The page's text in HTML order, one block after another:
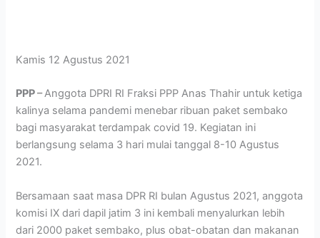
Kamis 12 Agustus 2021
PPP–Anggota DPRI RI Fraksi PPP Anas Thahir untuk ketiga
kalinya selama pandemi menebar ribuan paket sembako
bagi masyarakat terdampak covid 19. Kegiatan ini
berlangsung selama 3 hari mulai tanggal 8-10 Agustus
2021.
Bersamaan saat masa DPR RI bulan Agustus 2021, anggota
komisi IX dari dapil jatim 3 ini kembali menyalurkan lebih
dari 2000 paket sembako, plus obat-obatan dan makanan